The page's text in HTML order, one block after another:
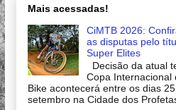
Mais acessadas!
CiMTB 2026:
as disputas pelo
Super Elites
Decisão da atual
Copa Internacional
Bike acontecerá entre os dias
setembro na Cidade dos